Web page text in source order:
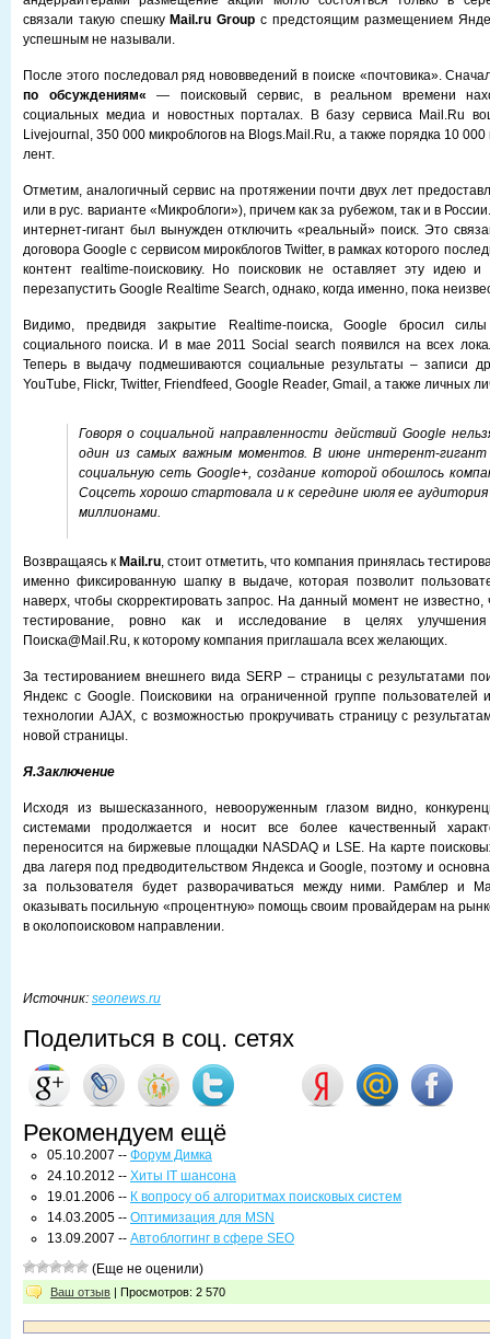
связали такую спешку Mail.ru Groupс предстоящим размещением
успешным не называли.
После этого последовал ряд нововведений в поиске «почтовика».
по обсуждениям« — поисковый сервис, в реальном времени
социальных медиа и новостных порталах. В базу сервиса Mail.Ru
Livejournal, 350 000 микроблогов на Blogs.Mail.Ru, а также порядка 10
лент.
Отметим, аналогичный сервис на протяжении почти двух лет
или в рус. варианте «Микроблоги»), причем как за рубежом, так и в
интернет-гигант был вынужден отключить «реальный» поиск. Это
договора Google с сервисом мирокблогов Twitter, в рамках которого
контент realtime-поисковику. Но поисковик не оставляет эту идею
перезапустить Google Realtime Search, однако, когда именно, пока
Видимо, предвидя закрытие Realtime-поиска, Google бросил
социального поиска. И в мае 2011 Social search появился на всех
Теперь в выдачу подмешиваются социальные результаты – записи
YouTube, Flickr, Twitter, Friendfeed, Google Reader, Gmail, а также личных
Говоря о социальной направленности действий Google
один из самых важным моментов. В июне интерент-гигант
социальную сеть Google+, создание которой обошлось
Соцсеть хорошо стартовала и к середине июля ее аудитория
миллионами.
Возвращаясь к Mail.ru, стоит отметить, что компания принялась
именно фиксированную шапку в выдаче, которая позволит
наверх, чтобы скорректировать запрос. На данный момент не известно,
тестирование, ровно как и исследование в целях улучшения
Поиска@Mail.Ru, к которому компания приглашала всех желающих.
За тестированием внешнего вида SERP – страницы с результатами
Яндекс с Google. Поисковики на ограниченной группе
технологии AJAX, с возможностью прокручивать страницу с
новой страницы.
Я.Заключение
Исходя из вышесказанного, невооруженным глазом видно,
системами продолжается и носит все более качественный
переносится на биржевые площадки NASDAQ и LSE. На карте
два лагеря под предводительством Яндекса и Google, поэтому и
за пользователя будет разворачиваться между ними. Рамблер и
оказывать посильную «процентную» помощь своим провайдерам на
в околопоисковом направлении.
Источник: seonews.ru
Поделиться в соц. сетях
Рекомендуем ещё
05.10.2007 -- Форум Димка
24.10.2012 -- Хиты IT шансона
19.01.2006 -- К вопросу об алгоритмах поисковых систем
14.03.2005 -- Оптимизация для MSN
13.09.2007 -- Автоблоггинг в сфере SEO
(Еще не оценили)
Ваш отзыв | Просмотров: 2 570